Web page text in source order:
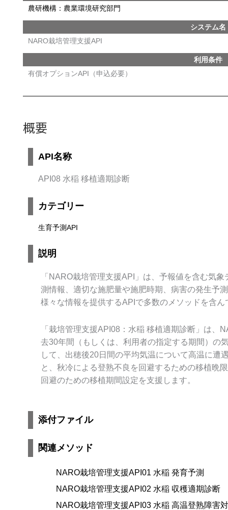
農研機構：農業環境研究部門
システム名
NARO栽培管理支援API
利用条件
有償オプションAPI（申込必要）
概要
API名称
API08 水稲 移植適期診断
カテゴリー
生育予測API
説明
「NARO栽培管理支援API」は、予報値を含む気
測情報、適切な施肥量や施肥時期、病害の発生予
様々な情報を提供するAPIで多数のメソッドを含ん
「栽培管理支援API08：水稲 移植適期診断」は、
去30年間（もしくは、利用者の指定する期間）の
して、出穂後20日間の平均気温について高温に遭
と、秋冷による登熟不良を回避するための移植晩
回避のための移植期間設定を支援します。
添付ファイル
関連メソッド
NARO栽培管理支援API01 水稲 発育予測
NARO栽培管理支援API02 水稲 収穫適期診断
NARO栽培管理支援API03 水稲 高温登熟障害